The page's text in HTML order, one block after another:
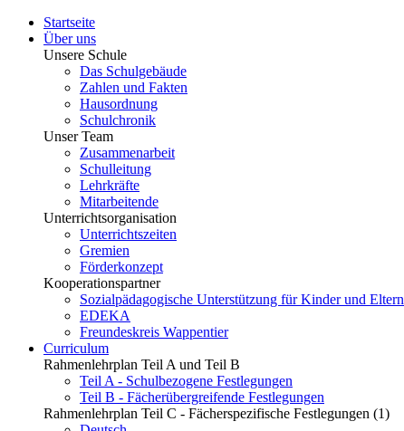
Startseite
Über uns
Unsere Schule
Das Schulgebäude
Zahlen und Fakten
Hausordnung
Schulchronik
Unser Team
Zusammenarbeit
Schulleitung
Lehrkräfte
Mitarbeitende
Unterrichtsorganisation
Unterrichtszeiten
Gremien
Förderkonzept
Kooperationspartner
Sozialpädagogische Unterstützung für Kinder und Eltern
EDEKA
Freundeskreis Wappentier
Curriculum
Rahmenlehrplan Teil A und Teil B
Teil A - Schulbezogene Festlegungen
Teil B - Fächerübergreifende Festlegungen
Rahmenlehrplan Teil C - Fächerspezifische Festlegungen (1)